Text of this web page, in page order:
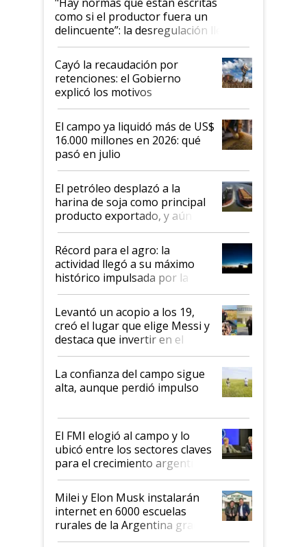
como si el productor fuera un
delincuente”: la desregulación llegó
al Congreso Aapresid y hasta se
habló del financiamiento al IPCVA
Cayó la recaudación por
retenciones: el Gobierno
explicó los motivos
El campo ya liquidó más de US$
16.000 millones en 2026: qué
pasó en julio
El petróleo desplazó a la
harina de soja como principal
producto exportado, y aún así
el agro aportó casi seis de cada
diez dólares y sostuvo el
liderazgo en un semestre
récord
Récord para el agro: la
actividad llegó a su máximo
histórico impulsada por la
cosecha y las exportaciones
Levantó un acopio a los 19,
creó el lugar que elige Messi y
destaca que invertir en el
kirchnerismo era como "darle
plata a un hijo para droga":
Juan Félix Rossetti, el libertario
que de una dura crisis salió
de Milei
La confianza del campo sigue
alta, aunque perdió impulso
El FMI elogió al campo y lo
ubicó entre los sectores claves
para el crecimiento argentino
Milei y Elon Musk instalarán
internet en 6000 escuelas
rurales de la Argentina gracias
a un acuerdo con Starlink